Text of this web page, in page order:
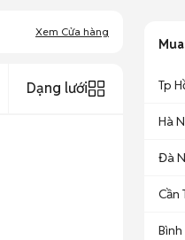
Xem Cửa hàng
Dạng lưới Tp
Hà
Đà
Cần